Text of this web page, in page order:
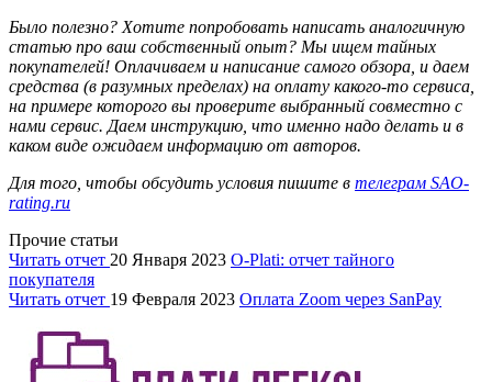
Было полезно? Хотите попробовать написать аналогичную
статью про ваш собственный опыт? Мы ищем тайных
покупателей! Оплачиваем и написание самого обзора, и даем
средства (в разумных пределах) на оплату какого-то сервиса,
на примере которого вы проверите выбранный совместно с
нами сервис. Даем инструкцию, что именно надо делать и в
каком виде ожидаем информацию от авторов.
Для того, чтобы обсудить условия пишите в телеграм SAO-
rating.ru
Прочие статьи
Читать отчет 20 Января 2023 O-Plati: отчет тайного
покупателя
Читать отчет 19 Февраля 2023 Оплата Zoom через SanPay